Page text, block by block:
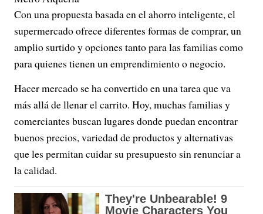
Con una propuesta basada en el ahorro inteligente, el
supermercado ofrece diferentes formas de comprar, un
amplio surtido y opciones tanto para las familias como
para quienes tienen un emprendimiento o negocio.
Hacer mercado se ha convertido en una tarea que va
más allá de llenar el carrito. Hoy, muchas familias y
comerciantes buscan lugares donde puedan encontrar
buenos precios, variedad de productos y alternativas
que les permitan cuidar su presupuesto sin renunciar a
la calidad.